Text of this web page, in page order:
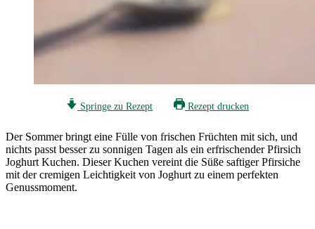
Springe zu Rezept Rezept drucken
Der Sommer bringt eine Fülle von frischen Früchten mit sich, und
nichts passt besser zu sonnigen Tagen als ein erfrischender Pfirsich
Joghurt Kuchen. Dieser Kuchen vereint die Süße saftiger Pfirsiche
mit der cremigen Leichtigkeit von Joghurt zu einem perfekten
Genussmoment.